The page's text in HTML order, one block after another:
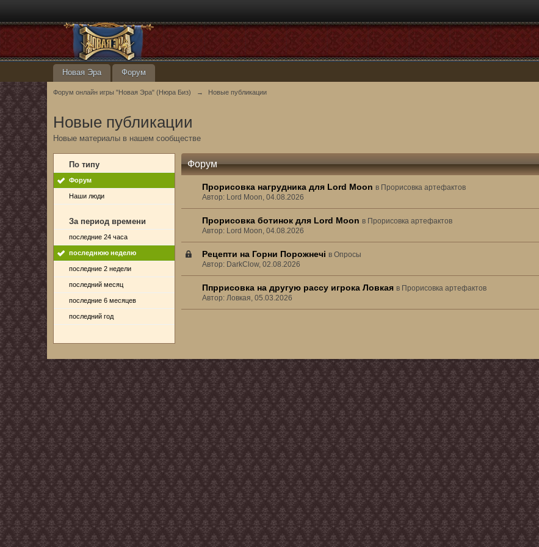
Новая Эра Форум
Форум онлайн игры "Новая Эра" (Нюра Биз) → Новые публикации
Новые публикации
Новые материалы в нашем сообществе
По типу
Форум
Наши люди
За период времени
последние 24 часа
последнюю неделю
последние 2 недели
последний месяц
последние 6 месяцев
последний год
Форум
Прорисовка нагрудника для Lord Moon в Прорисовка артефактов
Автор: Lord Moon, 04.08.2026
Прорисовка ботинок для Lord Moon в Прорисовка артефактов
Автор: Lord Moon, 04.08.2026
Рецепти на Горни Порожнечі вОпросы
Автор: DarkClow, 02.08.2026
Ппррисовка на другую рассу игрока Ловкая в Прорисовка артефактов
Автор: Ловкая, 05.03.2026